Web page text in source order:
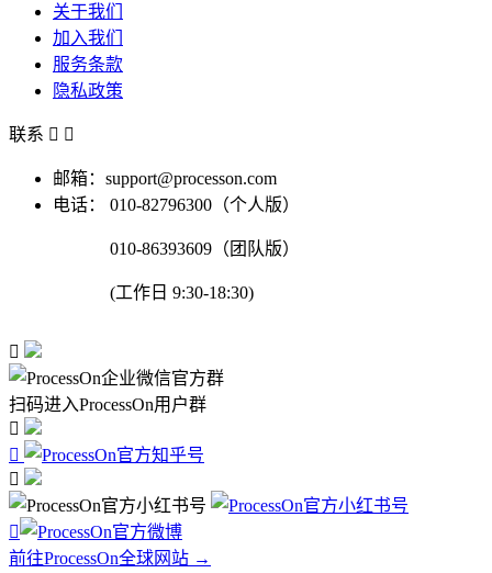
关于我们
加入我们
服务条款
隐私政策
联系  
邮箱：support@processon.com
电话：
010-82796300（个人版）
010-86393609（团队版）
(工作日 9:30-18:30)

扫码进入ProcessOn用户群




前往ProcessOn全球网站 →